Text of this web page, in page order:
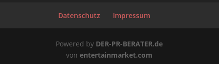
Datenschutz Impressum
Powered by DER-PR-BERATER.de
vonentertainmarket.com